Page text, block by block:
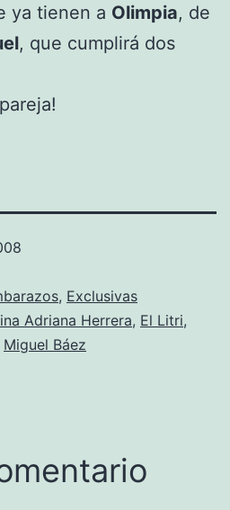
ya tienen a Olimpia, de
, que cumplirá dos
, Exclusivas
Adriana Herrera, El Litri,
Miguel Báez